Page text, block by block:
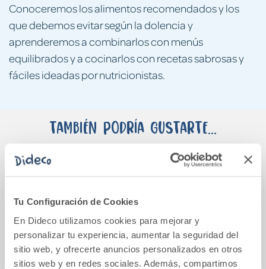
Tu Configuración de Cookies
En Dideco utilizamos cookies para mejorar y
personalizar tu experiencia, aumentar la seguridad del
sitio web, y ofrecerte anuncios personalizados en otros
sitios web y en redes sociales. Además, compartimos
Conoceremos los alimentos recomendados y los
que debemos evitar según la dolencia y
aprenderemos a combinarlos con menús
equilibrados y a cocinarlos con recetas sabrosas y
fáciles ideadas por nutricionistas.
También podría gustarte...